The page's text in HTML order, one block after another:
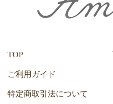
TOP
ご利用ガイド
特定商取引法について